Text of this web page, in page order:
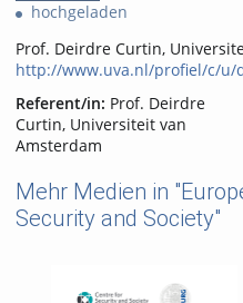
hochgeladen
Prof. Deirdre Curtin,
http://www.uva.nl/profiel/c/
Referent/in: Prof. Deirdre
Curtin, Universiteit van
Amsterdam
Mehr Medien in
Security and Society"